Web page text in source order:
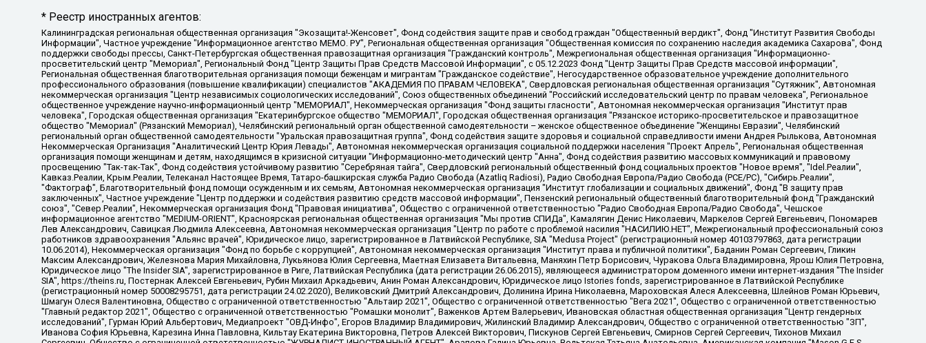
* Реестр иностранных агентов:
Калининградская региональная общественная организация "Экозащита!-Женсовет", Фонд содействия защите прав и свобод граждан "Общественный вердикт", Фонд "Институт Развития Свободы Информации", Частное учреждение "Информационное агентство МЕМО. РУ", Региональная общественная организация "Общественная комиссия по сохранению наследия академика Сахарова", Фонд поддержки свободы прессы, Санкт-Петербургская общественная правозащитная организация "Гражданский контроль", Межрегиональная общественная организация "Информационно-просветительский центр "Мемориал", Региональный Фонд "Центр Защиты Прав Средств Массовой Информации", с 05.12.2023 Фонд "Центр Защиты Прав Средств массовой информации", Региональная общественная благотворительная организация помощи беженцам и мигрантам "Гражданское содействие", Негосударственное образовательное учреждение дополнительного профессионального образования (повышение квалификации) специалистов "АКАДЕМИЯ ПО ПРАВАМ ЧЕЛОВЕКА", Свердловская региональная общественная организация "Сутяжник", Автономная некоммерческая организация "Центр независимых социологических исследований", Союз общественных объединений "Российский исследовательский центр по правам человека", Региональное общественное учреждение научно-информационный центр "МЕМОРИАЛ", Некоммерческая организация "Фонд защиты гласности", Автономная некоммерческая организация "Институт прав человека", Городская общественная организация "Екатеринбургское общество "МЕМОРИАЛ", Городская общественная организация "Рязанское историко-просветительское и правозащитное общество "Мемориал" (Рязанский Мемориал), Челябинский региональный орган общественной самодеятельности – женское общественное объединение "Женщины Евразии", Челябинский региональный орган общественной самодеятельности "Уральская правозащитная группа", Фонд содействия защите здоровья и социальной справедливости имени Андрея Рылькова, Автономная Некоммерческая Организация "Аналитический Центр Юрия Левады", Автономная некоммерческая организация социальной поддержки населения "Проект Апрель", Региональная общественная организация помощи женщинам и детям, находящимся в кризисной ситуации "Информационно-методический центр "Анна", Фонд содействия развитию массовых коммуникаций и правовому просвещению "Так-так-Так", Фонд содействия устойчивому развитию "Серебряная тайга", Свердловский региональный общественный фонд социальных проектов "Новое время", "Idel.Реалии", Кавказ.Реалии, Крым.Реалии, Телеканал Настоящее Время, Татаро-башкирская служба Радио Свобода (Azatliq Radiosi), Радио Свободная Европа/Радио Свобода (PCE/PC), "Сибирь.Реалии", "Фактограф", Благотворительный фонд помощи осужденным и их семьям, Автономная некоммерческая организация "Институт глобализации и социальных движений", Фонд "В защиту прав заключенных", Частное учреждение "Центр поддержки и содействия развитию средств массовой информации", Пензенский региональный общественный благотворительный фонд "Гражданский союз", "Север.Реалии", Некоммерческая организация Фонд "Правовая инициатива", Общество с ограниченной ответственностью "Радио Свободная Европа/Радио Свобода", Чешское информационное агентство "MEDIUM-ORIENT", Красноярская региональная общественная организация "Мы против СПИДа", Камалягин Денис Николаевич, Маркелов Сергей Евгеньевич, Пономарев Лев Александрович, Савицкая Людмила Алексеевна, Автономная некоммерческая организация "Центр по работе с проблемой насилия "НАСИЛИЮ.НЕТ", Межрегиональный профессиональный союз работников здравоохранения "Альянс врачей", Юридическое лицо, зарегистрированное в Латвийской Республике, SIA "Medusa Project" (регистрационный номер 40103797863, дата регистрации 10.06.2014), Некоммерческая организация "Фонд по борьбе с коррупцией", Автономная некоммерческая организация "Институт права и публичной политики", Баданин Роман Сергеевич, Гликин Максим Александрович, Железнова Мария Михайловна, Лукьянова Юлия Сергеевна, Маетная Елизавета Витальевна, Маняхин Петр Борисович, Чуракова Ольга Владимировна, Ярош Юлия Петровна, Юридическое лицо "The Insider SIA", зарегистрированное в Риге, Латвийская Республика (дата регистрации 26.06.2015), являющееся администратором доменного имени интернет-издания "The Insider SIA", https://theins.ru, Постернак Алексей Евгеньевич, Рубин Михаил Аркадьевич, Анин Роман Александрович, Юридическое лицо Istories fonds, зарегистрированное в Латвийской Республике (регистрационный номер 50008295751, дата регистрации 24.02.2020), Великовский Дмитрий Александрович, Долинина Ирина Николаевна, Мароховская Алеся Алексеевна, Шлейнов Роман Юрьевич, Шмагун Олеся Валентиновна, Общество с ограниченной ответственностью "Альтаир 2021", Общество с ограниченной ответственностью "Вега 2021", Общество с ограниченной ответственностью "Главный редактор 2021", Общество с ограниченной ответственностью "Ромашки монолит", Важенков Артем Валерьевич, Ивановская областная общественная организация "Центр гендерных исследований", Гурман Юрий Альбертович, Медиапроект "ОВД-Инфо", Егоров Владимир Владимирович, Жилинский Владимир Александрович, Общество с ограниченной ответственностью "ЗП", Иванова София Юрьевна, Карезина Инна Павловна, Кильтау Екатерина Викторовна, Петров Алексей Викторович, Пискунов Сергей Евгеньевич, Смирнов Сергей Сергеевич, Тихонов Михаил Сергеевич, Общество с ограниченной ответственностью "ЖУРНАЛИСТ-ИНОСТРАННЫЙ АГЕНТ", Арапова Галина Юрьевна, Вольтская Татьяна Анатольевна, Американская компания "Mason G.E.S. Anonymous Foundation" (США), являющаяся владельцем интернет-издания https://mnews.world/, Компания "Stichting Bellingcat", зарегистрированная в Нидерландах (дата регистрации 11.07.2018), Захаров Андрей Вячеславович, Клепиковская Екатерина Дмитриевна, Общество с ограниченной ответственностью "МЕМО", Перл Роман Александрович, Симонов Евгений Алексеевич, Соловьева Елена Анатольевна, Сотников Даниил Владимирович, Сурначева Елизавета Дмитриевна, Автономная некоммерческая организация по защите прав человека и информированию населения "Якутия – Наше Мнение", Общество с ограниченной ответственностью "Москоу диджитал медиа", с 26.01.2023 Общество с ограниченной ответственностью "Чайка Белые сады", Ветошкина Валерия Валерьевна, Заговора Максим Александрович, Межрегиональное общественное движение "Российская ЛГБТ - сеть", Оленичев Максим Владимирович, Павлов Иван Юрьевич, Скворцова Елена Сергеевна, Общество с ограниченной ответственностью "Как бы инагент", Кочетков Игорь Викторович, Общество с ограниченной ответственностью "Честные выборы", Еланчик Олег Александрович, Общество с ограниченной ответственностью "Нобелевский призыв", Гималова Регина Эмилевна, Григорьев Андрей Валерьевич, Григорьева Алина Александровна, Ассоциация по содействию защите прав призывников, альтернативнослужащих и военнослужащих "Правозащитная группа "Гражданин.Армия.Право", Хисамова Регина Фаритовна, Автономная некоммерческая организация по реализации социально-правовых программ "Лилит", Дальневосточное общественное движение "Маяк", Санкт-Петербургская ЛГБТ-инициативная группа "Выход", Инициативная группа ЛГБТ+ "Реверс", Алексеев Андрей Викторович, Бекбулатова Таисия Львовна, Беляев Иван Михайлович, Владыкина Елена Сергеевна, Гельман Марат Александрович, Никульшина Вероника Юрьевна, Толоконникова Надежда Андреевна, Шендерович Виктор Анатольевич, Общество с ограниченной ответственностью "Данное сообщение", Общество с ограниченной ответственностью Издательский дом "Новая глава", Айнбиндер Александра Александровна, Московский комьюнити-центр для ЛГБТ+инициатив, Благотворительный фонд развития филантропии, Deutsche Welle (Германия, Kurt-Schumacher-Strasse 3, 53113 Bonn), Борзунова Мария Михайловна, Воробьев Виктор Викторович, Голубева Анна Львовна, Константинова Алла Михайловна, Малкова Ирина Владимировна, Мурадов Мурад Абдулгалимович, Осетинская Елизавета Николаевна, Понасенков Евгений Николаевич, Ганапольский Матвей Юрьевич, Киселев Евгений Алексеевич, Борухович Ирина Григорьевна, Дремин Иван Тимофеевич, Дубровский Дмитрий Викторович, Красноярская региональная общественная организация поддержки и развития альтернативных образовательных технологий и межкультурных коммуникаций "ИНТЕРРА", Маяковская Екатерина Алексеевна, Фейгин Марк Захарович, Филимонов Андрей Викторович, Дзугкоева Регина Николаевна, Доброхотов Роман Александрович, Дудь Юрий Александрович, Елкин Сергей Владимирович, Кругликов Кирилл Игоревич, Сабунаева Мария Леонидовна, Семенов Алексей Владимирович, Шаинян Карен Багратович, Шульман Екатерина Михайловна, Асафьев Артур Валерьевич, Вахштайн Виктор Семенович, Венедиктов Алексей Алексеевич, Лушникова Екатерина Евгеньевна, Волков Леонид Михайлович, Невзоров Александр Глебович, Пархоменко Сергей Борисович, Сироткин Ярослав Николаевич, Кара-Мурза Владимир Владимирович, Баранова Наталья Владимировна, Гозман Леонид Яковлевич, Кагарлицкий Борис Юльевич, Климарев Михаил Валерьевич, Милов Владимир Станиславович, Автономная некоммерческая организация Краснодарский центр современного искусства "Типография", Моргенштерн Алишер Тагирович, Соболь Любовь Эдуардовна, Общество с ограниченной ответственностью "ЛИЗА НОРМ", Каспаров Гарри Кимович, Ходорковский Михаил Борисович, Общество с ограниченной ответственностью "Апрельские тезисы", Данилович Ирина Брониславовна, Кашин Олег Владимирович, Петров Николай Владимирович, Пивоваров Алексей Владимирович, Соколов Михаил Владимирович, Цветкова Юлия Владимировна, Чичваркин Евгений Александрович, Комитет против пыток/Команда против пыток, Общество с ограниченной ответственностью "Первый научный", Общество с ограниченной ответственностью "Вертолет и ко", Белоцерковская Вероника Борисовна, Кац Максим Евгеньевич, Лазарева Татьяна Юрьевна, Шаведдинов Руслан Табризович, Яшин Илья Валерьевич, Общество с ограниченной ответственностью "Иноагент ААВ", Алешковский Дмитрий Петрович, Альбац Евгения Марковна, Быков Дмитрий Львович, Галямина Юлия Евгеньевна, Лойко Сергей Леонидович, Мартынов Кирилл Константинович, Медведев Сергей Александрович, Крашенинников Федор Геннадиевич, Гордеева Катерина Вл